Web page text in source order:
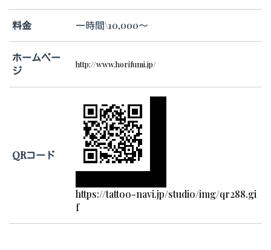
料金 一時間\10,000～
ホームペー
ジ
http://www.horifumi.jp/
QRコード
https://tattoo-navi.jp/studio/img/qr288.gi
f